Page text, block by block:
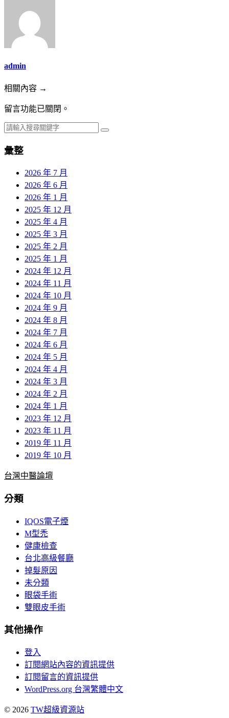
admin
相關內容 →
留言功能已關閉。
彙整
2026 年 7 月
2026 年 6 月
2026 年 1 月
2025 年 12 月
2025 年 4 月
2025 年 3 月
2025 年 2 月
2025 年 1 月
2024 年 12 月
2024 年 11 月
2024 年 10 月
2024 年 9 月
2024 年 8 月
2024 年 7 月
2024 年 6 月
2024 年 5 月
2024 年 4 月
2024 年 3 月
2024 年 2 月
2024 年 1 月
2023 年 12 月
2023 年 11 月
2019 年 11 月
2019 年 10 月
台灣中醫論壇
分類
IQOS電子煙
M型禿
健康檢查
台北高級餐廳
掉髮原因
未分類
眼袋手術
雙眼皮手術
其他操作
登入
訂閱網站內容的資訊提供
訂閱留言的資訊提供
WordPress.org 台灣繁體中文
© 2026 TW超級資源站